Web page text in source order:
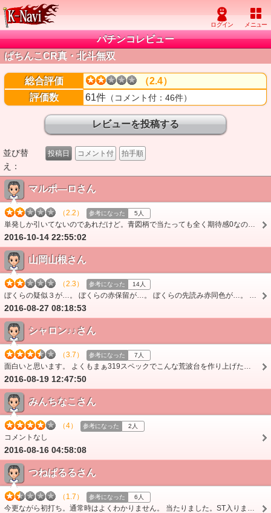
パチンコレビュー
ぱちんこCR真・北斗無双
総合評価
（2.4）
評価数
61件 （コメント付：46件）
並び替
え：
投稿日 コメント付 拍手順
マルポ―ロさん
（2.2） 参考になった 5人
単発しか引いてないのであれだけど。青図柄で当たっても全く期待感0なのが&#65533;牙狼みたいに潜伏STの可能性もあるにしてほしかった。ラウンド中に昇格ってパターンがあ…
2016-10-14 22:55:02
山岡山根さん
（2.3） 参考になった 14人
ぼくらの疑似３が…。 ぼくらの赤保留が…。 ぼくらの先読み赤同色が…。 ぼくらの麒麟柄が…。 めっちゃ外れます。 ベクトルがユーザーの望んでない方へ振り…
2016-08-27 08:18:53
シャロン♪♪さん
（3.7） 参考になった 7人
面白いと思います。 よくもまぁ319スペックでこんな荒波台を作り上げたもんだと感心しきりです。 ボーダーは21無いと厳しいと思います。 この台で勝とうと思ったら…
2016-08-19 12:47:50
みんちなこさん
（4） 参考になった 2人
コメントなし
2016-08-16 04:58:08
つねぱるるさん
（1.7） 参考になった 6人
今更ながら初打ち。通常時はよくわかりません。 当たりました。ST入りました。単発でした。面白くないどころじゃありません。右打ちもぶっぱだとめちゃめちゃ球減るし、…